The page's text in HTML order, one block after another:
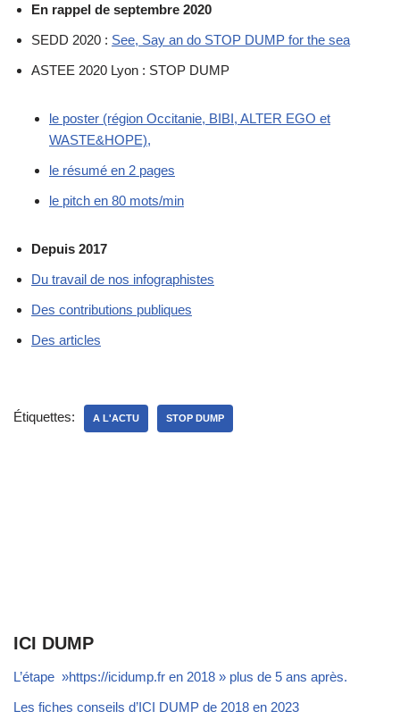
En rappel de septembre 2020
SEDD 2020 : See, Say an do STOP DUMP for the sea
ASTEE 2020 Lyon : STOP DUMP
le poster (région Occitanie, BIBI, ALTER EGO et
WASTE&HOPE),
le résumé en 2 pages
le pitch en 80 mots/min
Depuis 2017
Du travail de nos infographistes
Des contributions publiques
Des articles
Étiquettes: A L'ACTU STOP DUMP
ICI DUMP
L’étape »https://icidump.fr en 2018 » plus de 5 ans après.
Les fiches conseils d’ICI DUMP de 2018 en 2023